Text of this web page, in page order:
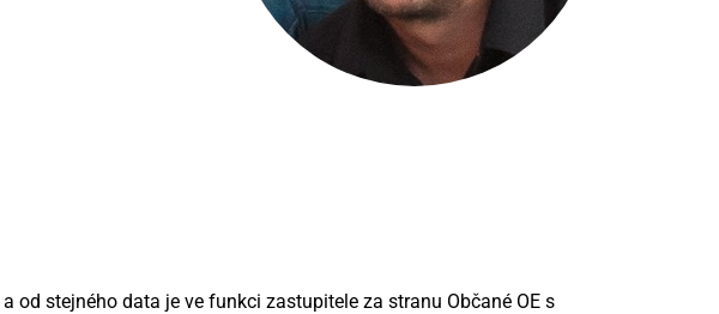
od stejného data je ve funkci zastupitele za stranu Občané OE s